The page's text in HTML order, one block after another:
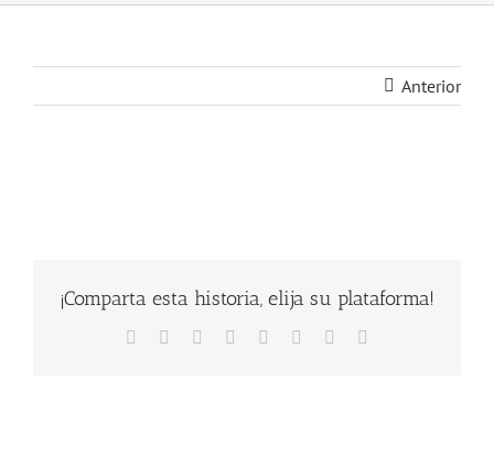
Anterior
¡Comparta esta historia, elija su plataforma!
Facebook Reddit LinkedIn
TumblrPinterest